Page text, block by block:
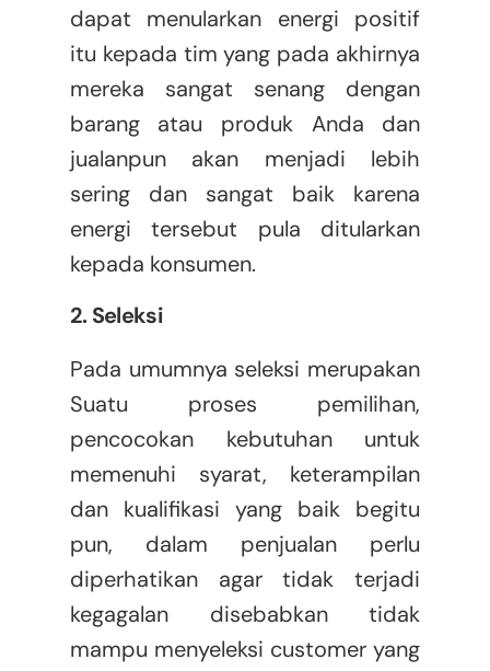
dapat menularkan energi positif
itu kepada tim yang pada akhirnya
mereka sangat senang dengan
barang atau produk Anda dan
jualanpun akan menjadi lebih
sering dan sangat baik karena
energi tersebut pula ditularkan
kepada konsumen.
2. Seleksi
Pada umumnya seleksi merupakan
Suatu proses pemilihan,
pencocokan kebutuhan untuk
memenuhi syarat, keterampilan
dan kualifikasi yang baik begitu
pun, dalam penjualan perlu
diperhatikan agar tidak terjadi
kegagalan disebabkan tidak
mampu menyeleksi customer yang